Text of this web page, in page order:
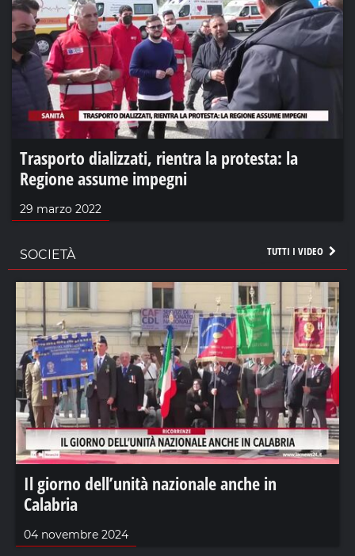
Trasporto dializzati, rientra la protesta: la
Regione assume impegni
29 marzo 2022
TUTTI I VIDEO
SOCIETÀ
Il giorno dell’unità nazionale anche in
Calabria
04 novembre 2024